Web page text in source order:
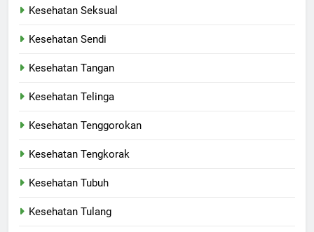
Kesehatan Seksual
Kesehatan Sendi
Kesehatan Tangan
Kesehatan Telinga
Kesehatan Tenggorokan
Kesehatan Tengkorak
Kesehatan Tubuh
Kesehatan Tulang